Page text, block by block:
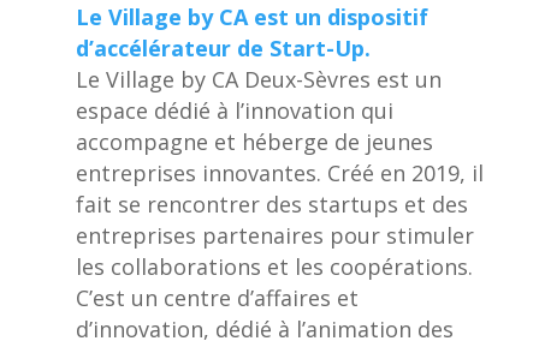
Le Village by CA est un dispositif
d’accélérateur de Start-Up.
Le Village by CA Deux-Sèvres est un
espace dédié à l’innovation qui
accompagne et héberge de jeunes
entreprises innovantes. Créé en 2019, il
fait se rencontrer des startups et des
entreprises partenaires pour stimuler
les collaborations et les coopérations.
C’est un centre d’affaires et
d’innovation, dédié à l’animation des